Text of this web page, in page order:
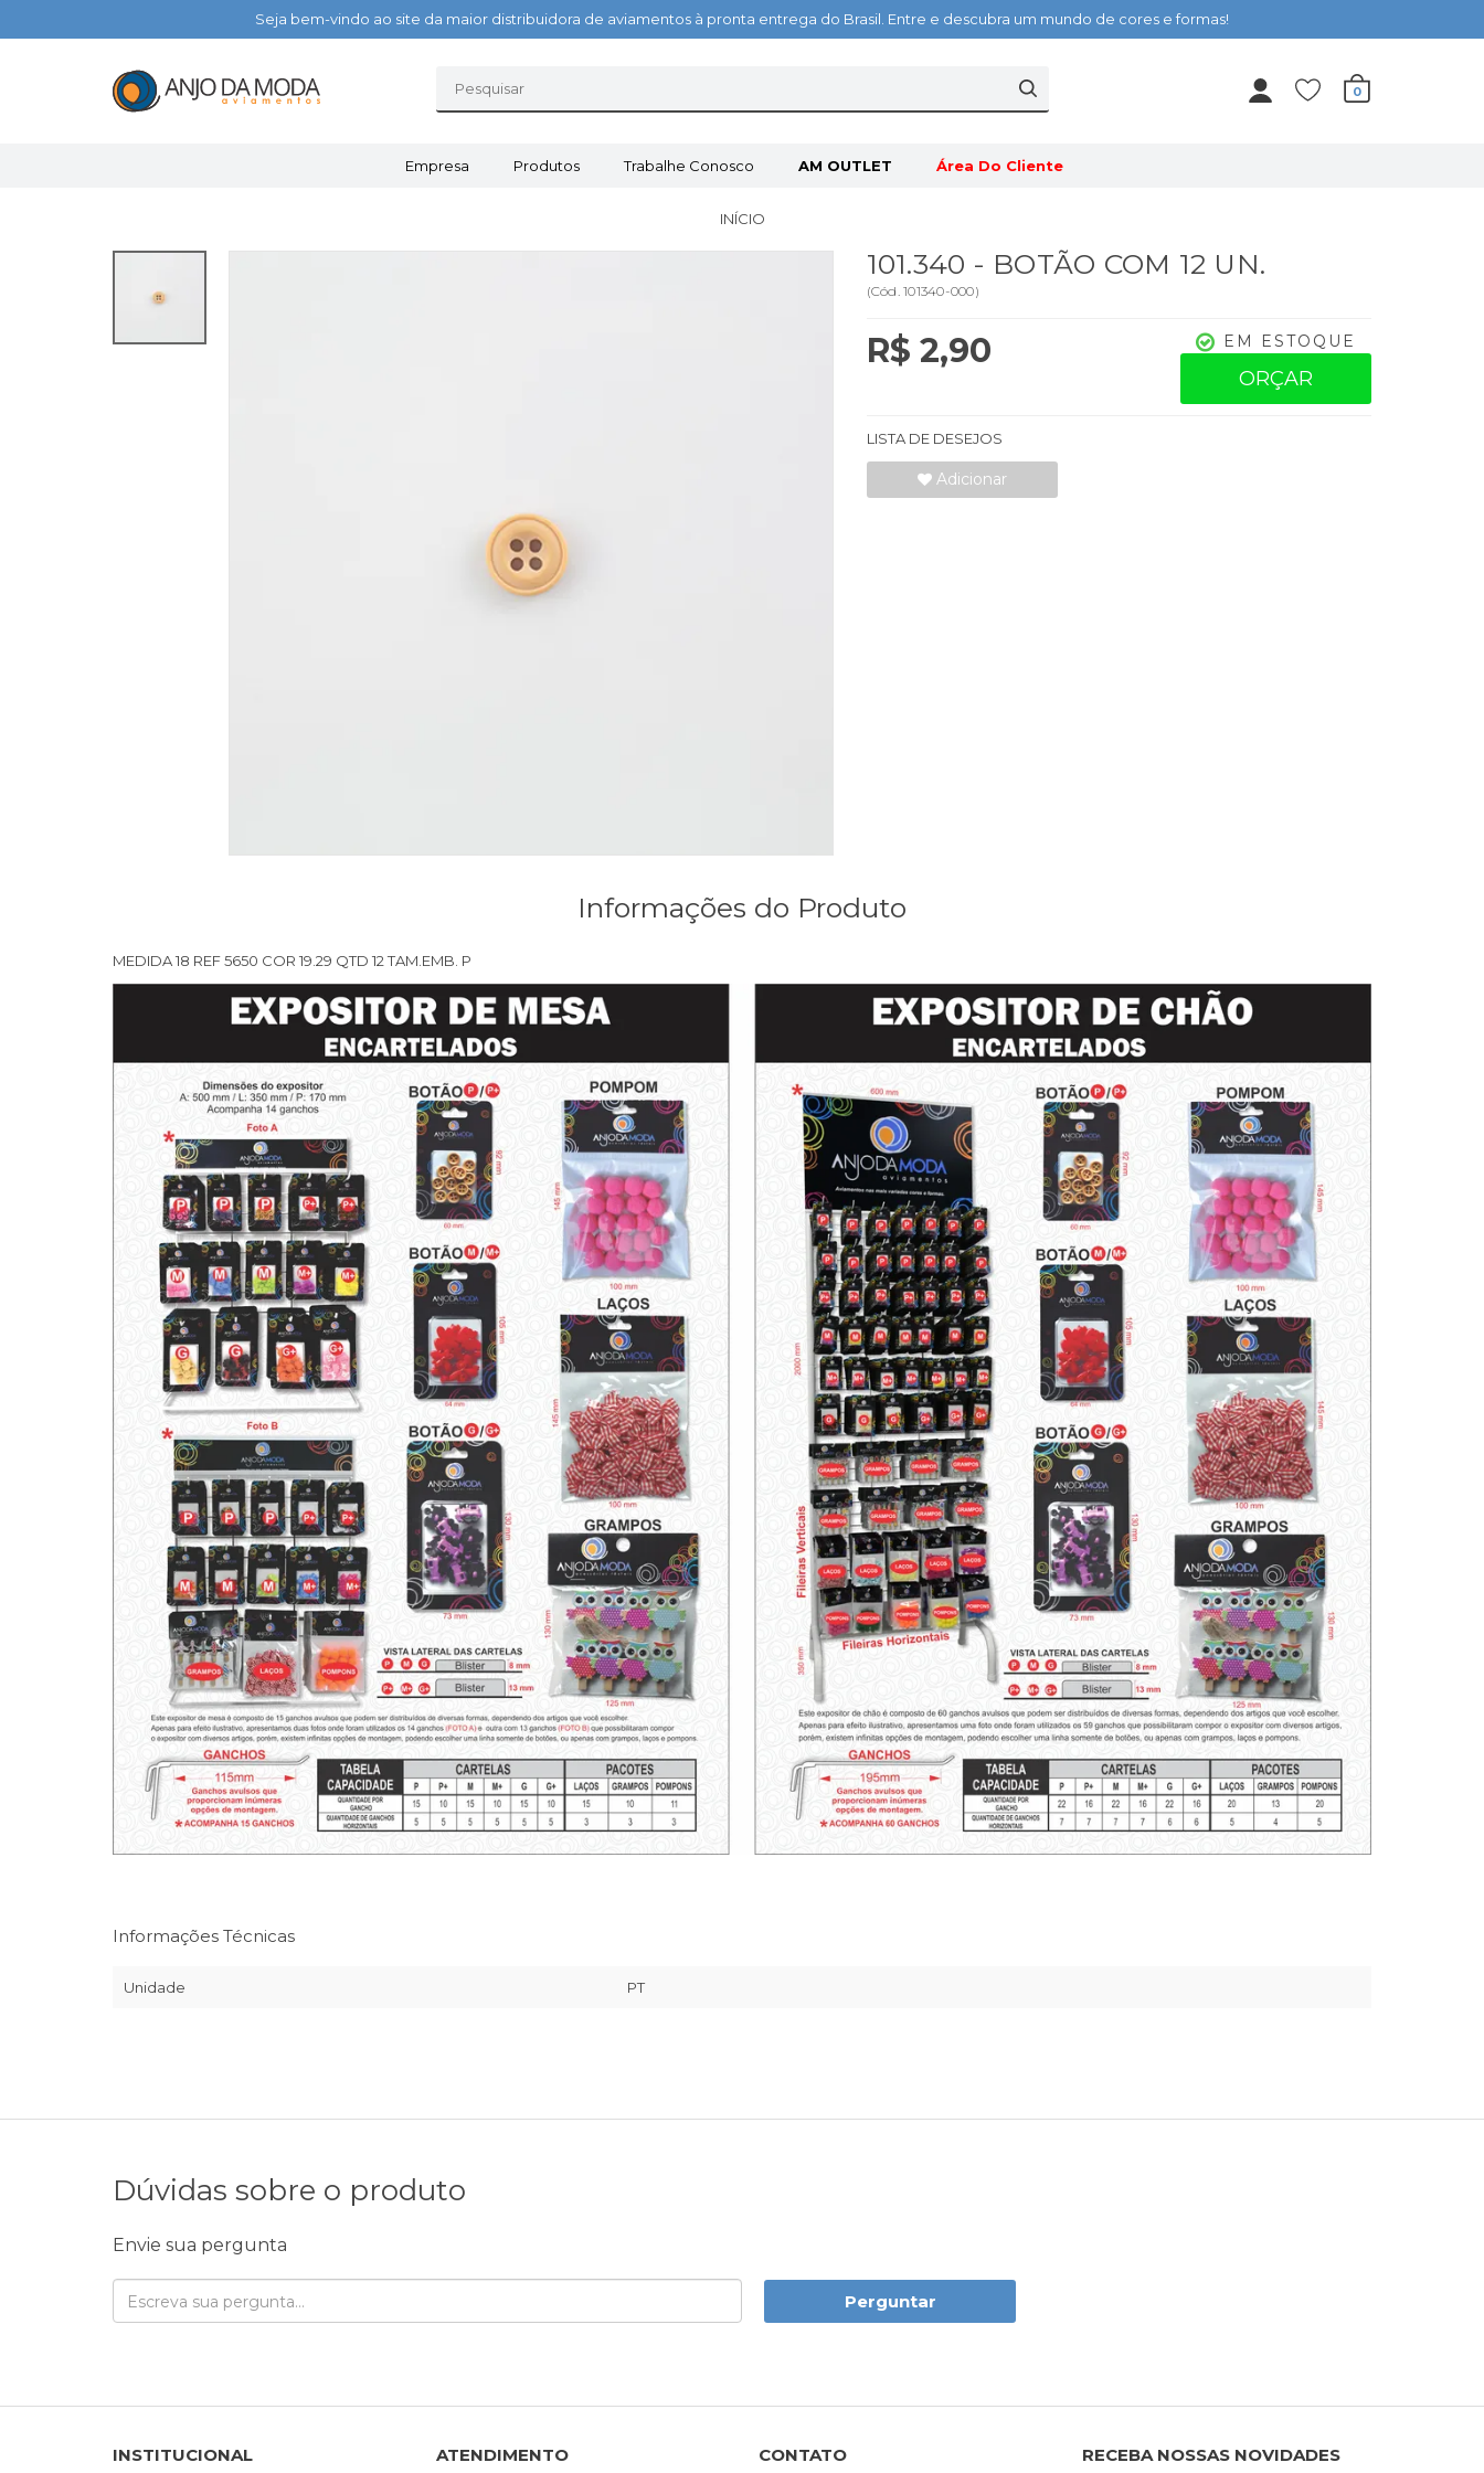
Seja bem-vindo ao site da maior distribuidora de aviamentos à pronta entrega do Brasil. Entre e descubra um mundo de cores e formas!
0
Empresa Produtos Trabalhe Conosco AM OUTLET Área Do Cliente
INÍCIO
101.340 - BOTÃO COM 12 UN.
(Cód. 101340-000)
R$ 2,90 EM ESTOQUE
ORÇAR
LISTA DE DESEJOS
Adicionar
Informações do Produto
MEDIDA 18 REF 5650 COR 19.29 QTD 12 TAM.EMB. P
Informações Técnicas
Unidade PT
Dúvidas sobre o produto
Envie sua pergunta
Perguntar
INSTITUCIONAL ATENDIMENTO CONTATO RECEBA NOSSAS NOVIDADES